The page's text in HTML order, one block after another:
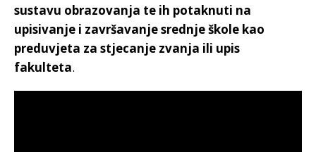
sustavu obrazovanja te ih potaknuti na
upisivanje i završavanje srednje škole kao
preduvjeta za stjecanje zvanja ili upis
fakulteta.